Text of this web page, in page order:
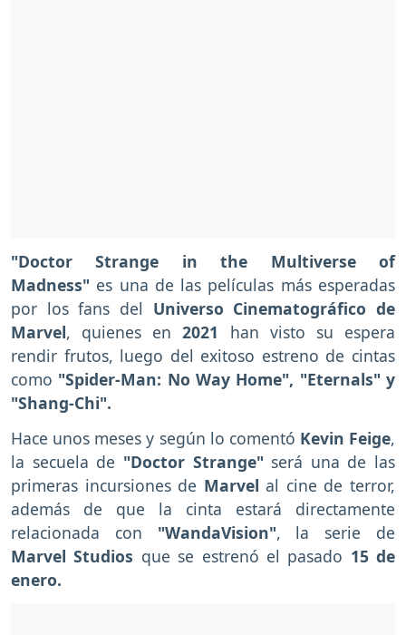
"Doctor Strange in the Multiverse of
Madness" es una de las películas más esperadas
por los fans del Universo Cinematográfico de
Marvel, quienes en2021 han visto su espera
rendir frutos, luego del exitoso estreno de cintas
como "Spider-Man: No Way Home", "Eternals" y
"Shang-Chi".
Hace unos meses y según lo comentó Kevin Feige,
la secuela de "Doctor Strange" será una de las
primeras incursiones de Marvel al cine de terror,
además de que la cinta estará directamente
relacionada con "WandaVision", la serie de
Marvel Studios que se estrenó el pasado 15 de
enero.